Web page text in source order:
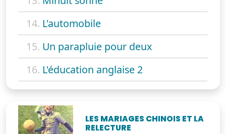
14. L'automobile
15. Un parapluie pour deux
16. L'éducation anglaise 2
LES MARIAGES CHINOIS ET LA
RELECTURE